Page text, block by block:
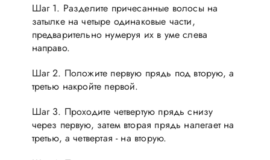
Шаг 1. Разделите причесанные волосы на
затылке на четыре одинаковые части,
предварительно нумеруя их в уме слева
направо.
Шаг 2. Положите первую прядь под вторую, а
третью накройте первой.
Шаг 3. Проходите четвертую прядь снизу
через первую, затем вторая прядь налегает на
третью, а четвертая - на вторую.